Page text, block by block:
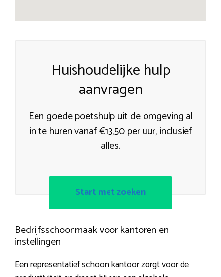
Huishoudelijke hulp
aanvragen
Een goede poetshulp uit de omgeving al
in te huren vanaf €13,50 per uur, inclusief
alles.
Start met zoeken
Bedrijfsschoonmaak voor kantoren en
instellingen
Een representatief schoon kantoor zorgt voor de